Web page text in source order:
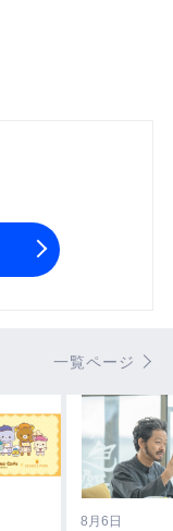
一覧ページ
8月6日